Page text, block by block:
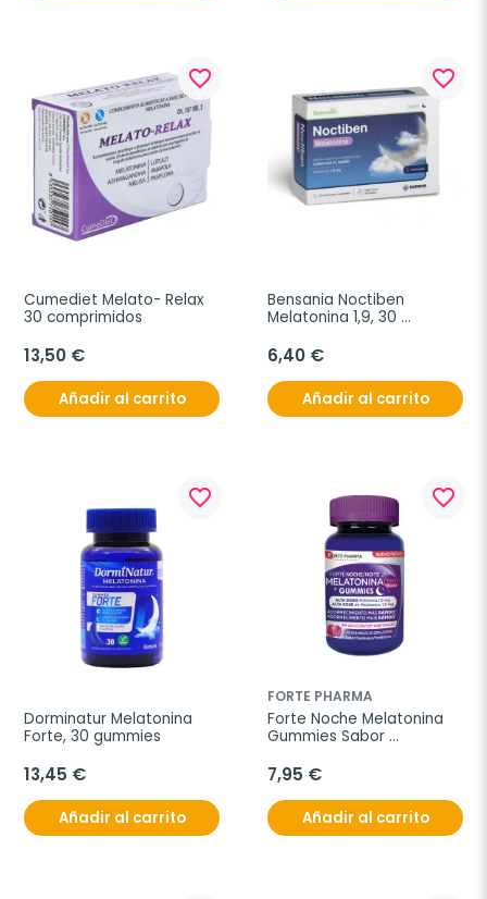
favorite_border
Cumediet Melato- Relax
30 comprimidos
13,50 €
Añadir al carrito
favorite_border
Bensania Noctiben
Melatonina 1,9, 30
6,40 €
Añadir al carrito
favorite_border
Dorminatur Melatonina
Forte, 30 gummies
13,45 €
Añadir al carrito
favorite_border
FORTE PHARMA
Forte Noche Melatonina
Gummies Sabor
7,95 €
Añadir al carrito